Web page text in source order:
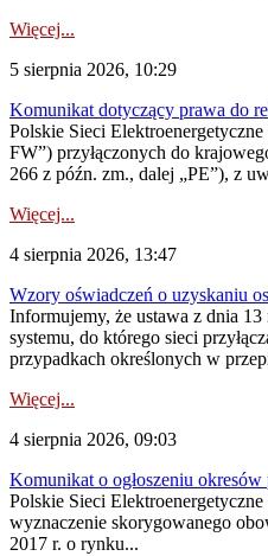
Więcej...
5 sierpnia 2026, 10:29
Komunikat dotyczący prawa do
Polskie Sieci
FW”) przyłączonych do
266 z późn. zm., dalej „PE”), z
Więcej...
4 sierpnia 2026, 13:47
Wzory oświadczeń o uzyskaniu
Informujemy, że ustawa z dnia
systemu, do którego sieci
przypadkach określonych w
Więcej...
4 sierpnia 2026, 09:03
Komunikat o ogłoszeniu
Polskie Sieci
wyznaczenie skorygowanego
2017 r. o rynku...